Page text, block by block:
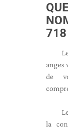
718
anges
de
la